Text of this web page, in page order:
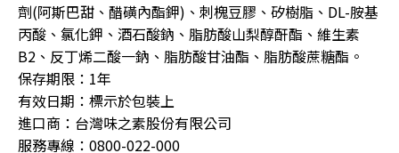
劑(阿斯巴甜、醋磺內酯鉀)、刺槐豆膠、矽樹脂、DL-胺基
丙酸、氯化鉀、酒石酸鈉、脂肪酸山梨醇酐酯、維生素
B2、反丁烯二酸一鈉、脂肪酸甘油酯、脂肪酸蔗糖酯。
保存期限：1年
有效日期：標示於包裝上
進口商：台灣味之素股份有限公司
服務專線：0800-022-000